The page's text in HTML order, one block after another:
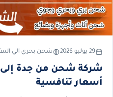
29 يوليو 2026 شحن بحري الي
أسعار تنافسية